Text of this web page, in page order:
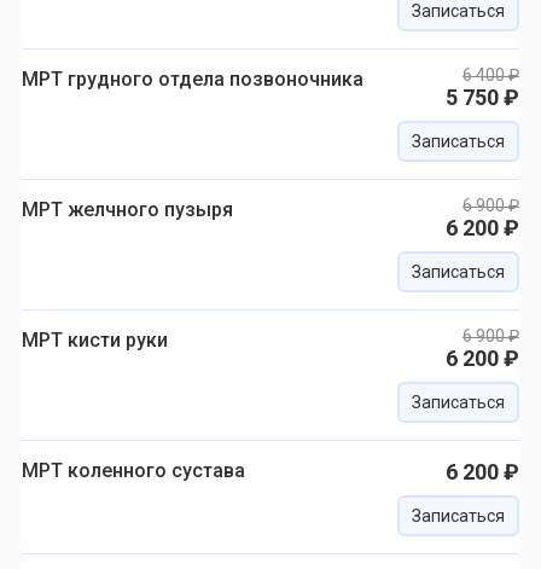
Записаться
МРТ грудного отдела позвоночника 6 400 ₽
5 750 ₽
Записаться
МРТ желчного пузыря 6 900 ₽
6 200 ₽
Записаться
МРТ кисти руки 6 900 ₽
6 200 ₽
Записаться
МРТ коленного сустава 6 200 ₽
Записаться